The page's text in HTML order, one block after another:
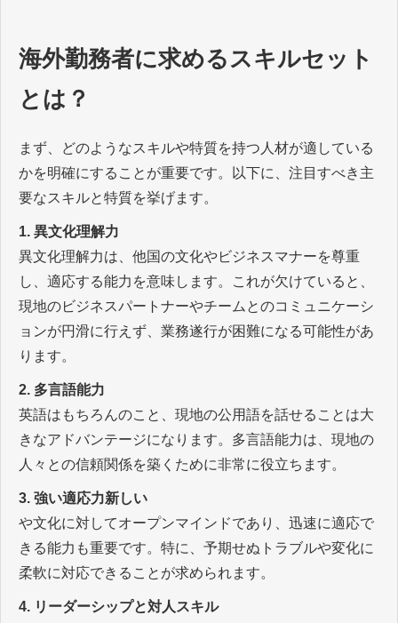
海外勤務者に求めるスキルセット
とは？
まず、どのようなスキルや特質を持つ人材が適している
かを明確にすることが重要です。以下に、注目すべき主
要なスキルと特質を挙げます。
1. 異文化理解力
異文化理解力は、他国の文化やビジネスマナーを尊重
し、適応する能力を意味します。これが欠けていると、
現地のビジネスパートナーやチームとのコミュニケーシ
ョンが円滑に行えず、業務遂行が困難になる可能性があ
ります。
2. 多言語能力
英語はもちろんのこと、現地の公用語を話せることは大
きなアドバンテージになります。多言語能力は、現地の
人々との信頼関係を築くために非常に役立ちます。
3. 強い適応力新しい
や文化に対してオープンマインドであり、迅速に適応で
きる能力も重要です。特に、予期せぬトラブルや変化に
柔軟に対応できることが求められます。
4. リーダーシップと対人スキル